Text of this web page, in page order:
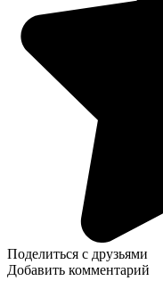
Поделиться с друзьями
Добавить комментарий